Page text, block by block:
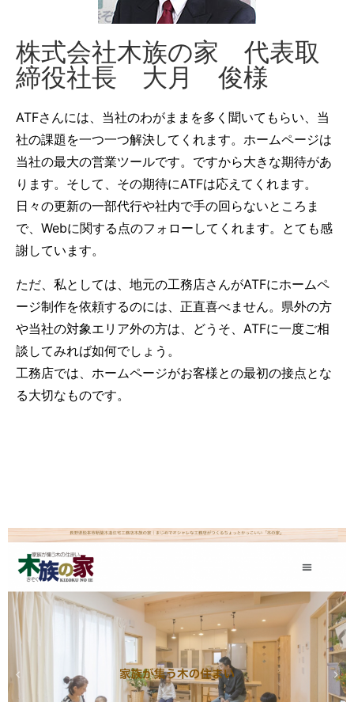
株式会社木族の家 代表取
締役社長 大月 俊様
ATFさんには、当社のわがままを多く聞いてもらい、当
社の課題を一つ一つ解決してくれます。ホームページは
当社の最大の営業ツールです。ですから大きな期待があ
ります。そして、その期待にATFは応えてくれます。
日々の更新の一部代行や社内で手の回らないところま
で、Webに関する点のフォローしてくれます。とても感
謝しています。
ただ、私としては、地元の工務店さんがATFにホームペ
ージ制作を依頼するのには、正直喜べません。県外の方
や当社の対象エリア外の方は、どうそ、ATFに一度ご相
談してみれば如何でしょう。
工務店では、ホームページがお客様との最初の接点とな
る大切なものです。